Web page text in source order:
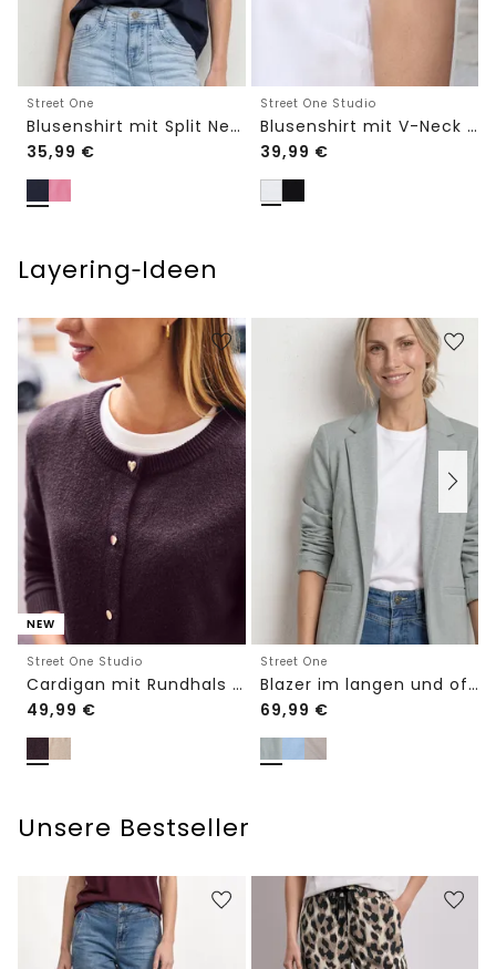
Street One
Blusenshirt mit Split Neck und Volant-Ärmeln
35,99 €
Street One Studio
Blusenshirt mit V-Neck und Spitze
39,99 €
Layering‑Ideen
NEW
Street One Studio
Cardigan mit Rundhals und Knöpfen
49,99 €
Street One
Blazer im langen und offenen Schnitt
69,99 €
Unsere Bestseller